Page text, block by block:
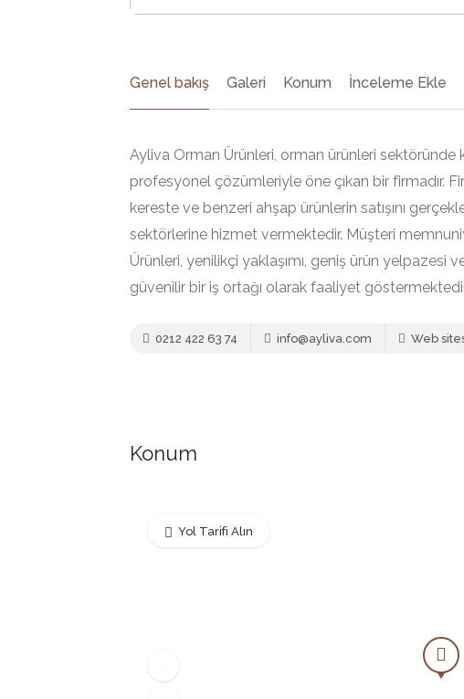
Genel bakış Galeri Konum İnceleme Ekle
Ayliva Orman Ürünleri, orman ürünleri
profesyonel çözümleriyle öne çıkan bir firmadır.
kereste ve benzeri ahşap ürünlerin satışını
sektörlerine hizmet vermektedir. Müşteri
Ürünleri, yenilikçi yaklaşımı, geniş ürün yelpazesi
güvenilir bir iş ortağı olarak faaliyet
0212 422 63 74 info@ayliva.com Web
Konum
Yol Tarifi Alın